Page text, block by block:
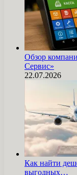
Обзор
Сервис»
22.07.2026
Как найти
выгодных…